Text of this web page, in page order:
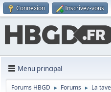
Connexion Inscrivez-vous
Menu principal
Forums HBGD ► Forums ► La